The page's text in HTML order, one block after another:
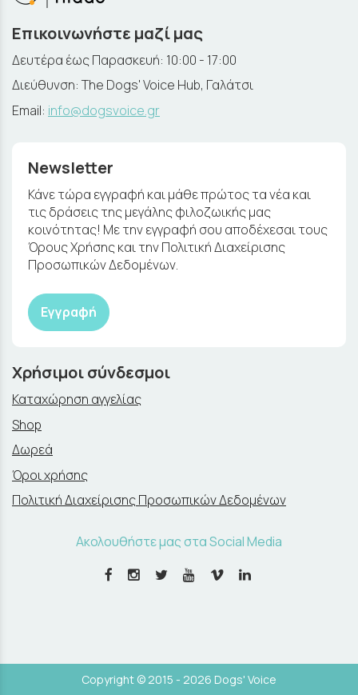
Επικοινωνήστε μαζί μας
Δευτέρα έως Παρασκευή: 10:00 - 17:00
Διεύθυνση: The Dogs' Voice Hub, Γαλάτσι
Email: info@dogsvoice.gr
Newsletter
Κάνε τώρα εγγραφή και μάθε πρώτος τα νέα και
τις δράσεις της μεγάλης φιλοζωικής μας
κοινότητας! Με την εγγραφή σου αποδέχεσαι τους
Όρους Χρήσης και την Πολιτική Διαχείρισης
Προσωπικών Δεδομένων.
Εγγραφή
Χρήσιμοι σύνδεσμοι
Καταχώρηση αγγελίας
Shop
Δωρεά
Όροι χρήσης
Πολιτική Διαχείρισης Προσωπικών Δεδομένων
Ακολουθήστε μας στα Social Media
Copyright © 2015 - 2026 Dogs' Voice